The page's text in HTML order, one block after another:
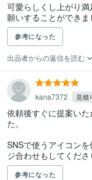
可愛らしくし上がり
願いすることができま
参考になった
出品者からの返信を読む
kana7372 見積
依頼後すぐに提案い
た。
SNSで使うアイコン
ジ合わせもしてくださ
参考になった